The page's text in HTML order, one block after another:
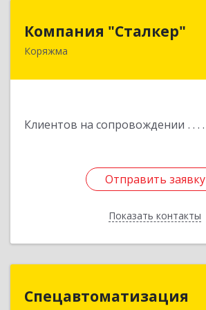
Компания "Сталкер"
Коряжма
Клиентов на сопровождении
Отправить заявку
Показать контакты
Отправить заявку
Назад
Спецавтоматизация